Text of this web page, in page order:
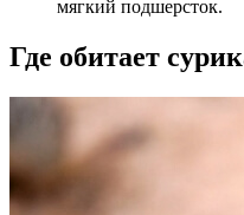
мягкий подшерсток.
Где обитает